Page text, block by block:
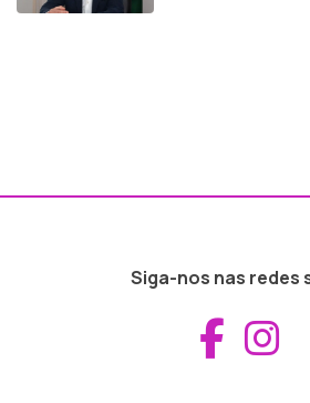
Siga-nos nas redes